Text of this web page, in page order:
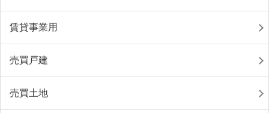
賃貸事業用
売買戸建
売買土地